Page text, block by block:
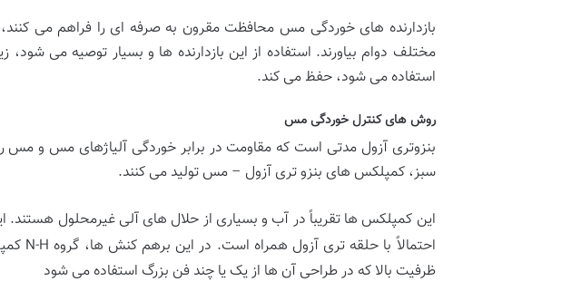
بازدارنده های خوردگی مس محافظت مقرون به صرفه ای را فراهم می
مختلف دوام بیاورند. استفاده از این بازدارنده ها و بسیار توصیه می
استفاده می شود، حفظ می کند.
روش های کنترل خوردگی مس
بنزوتری آزول مدتی است که مقاومت در برابر خوردگی آلیاژهای مس و مس
سبز، کمپلکس های بنزو تری آزول – مس تولید می کنند.
احتمالاً با حلقه تری آزول همراه است. در این برهم کنش ها، گروه N-H کمپلکس های نامحلول را با ترکیبات مس تشکیل می دهد.در
ظرفیت بالا که در طراحی آن ها از یک یا چند فن بزرگ استفاده می شود